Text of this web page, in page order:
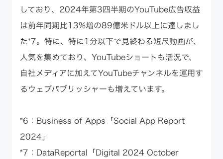
しており、2024年第3四半期のYouTube広告収益
は前年同期比13%増の89億米ドル以上に達しまし
た*7。特に、特に1分以下で見終わる短尺動画が、
人気を集めており、YouTubeショートも活況で、
自社メディアに加えてYouTubeチャンネルを運用す
るウェブパブリッシャーも増えています。
*6：Business of Apps 「Social App Report
2024」
*7：DataReportal 「Digital 2024 October